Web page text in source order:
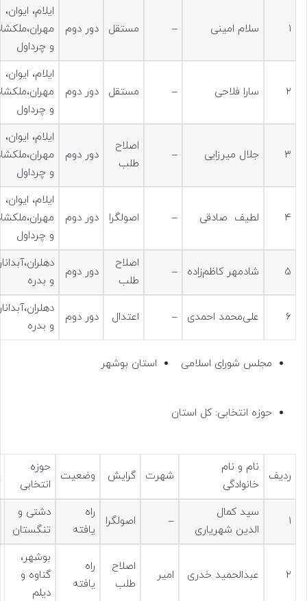
۱ سلام امینی – مستقل دور دوم
ایلام، ایوان،
و چرداول
۲ سارا فلاحی – مستقل دور دوم
ایلام، ایوان،
و چرداول
۳ جلال میرزایی –
اصلاح
طلب
دور دوم
ایلام، ایوان،
و چرداول
۴ لطیف صادقی – اصولگرا دور دوم
ایلام، ایوان،
و چرداول
۵ شادمهر کاظم‌زاده –
اصلاح
طلب
دور دوم
و بدره
۶ علی‌محمد احمدی – اعتدال دور دوم
و بدره
مجلس شورای اسلامی استان بوشهر
حوزه انتخابی: کل استان
ردیف
نام و نام
خانوادگی
شهرت گرایش وضعیت
حوزه
انتخابی
۱
سید کمال
الدین شهریاری
– اصولگرا
راه
یافته
دشتی و
تنگستان
۲ عبدالحمید خدری امیر
اصلاح
طلب
راه
یافته
بوشهر،
گناوه و
دیلم